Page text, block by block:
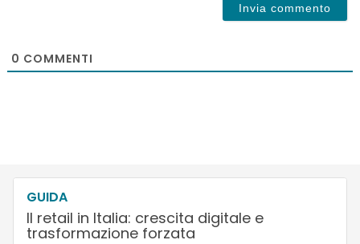
0 COMMENTI
GUIDA
Il retail in Italia: crescita digitale e
trasformazione forzata